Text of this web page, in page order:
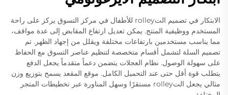
الابتكار في تصميم التrolley للأطفال في مركز التسوق يركز على راحة
المستخدم ووظيفية المنتج. يمكن تعديل ارتفاع المقابض إلى عدة مواقف،
مما يناسب مستخدمين بارتفاعات مختلفة ويقلل من إجهاد الظهر. تم
تصميم السلة لتشمل أقسام متخصصة لتنظيم عناصر التسوق مع الحفاظ
على سهولة الوصول. نظام العجلات يتضمن دعماً متقدماً يجعل الدفع
يتطلب قوة أقل حتى عند التحميل الكامل. موقع المقعد يسمح بتوزيع وزن
مثالي يجعل التrolley مستقرًا وسهل المناورة عبر تخطيطات المتجر